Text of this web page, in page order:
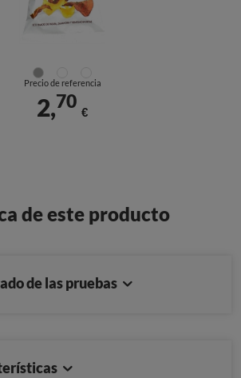
Precio de referencia
2,70
€
de este producto
de las pruebas